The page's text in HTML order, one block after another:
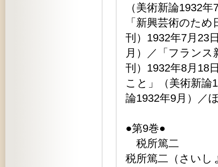
（美術新論1932
「新興芸術のた
刊）1932年7月23
月）／「フランス
刊）1932年8月18
こと」（美術新論
論1932年9月）／
●第9巻●
税所篤二
税所篤二（さい